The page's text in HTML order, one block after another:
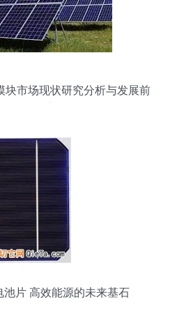
块市场现状研究分析与发展前
池片 高效能源的未来基石